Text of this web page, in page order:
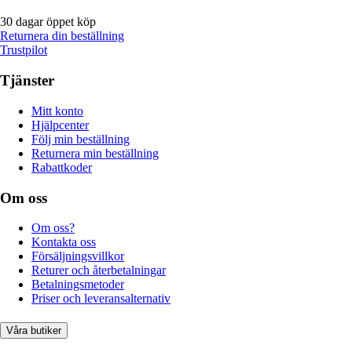
30 dagar öppet köp
Returnera din beställning
Trustpilot
Tjänster
Mitt konto
Hjälpcenter
Följ min beställning
Returnera min beställning
Rabattkoder
Om oss
Om oss?
Kontakta oss
Försäljningsvillkor
Returer och återbetalningar
Betalningsmetoder
Priser och leveransalternativ
Våra butiker